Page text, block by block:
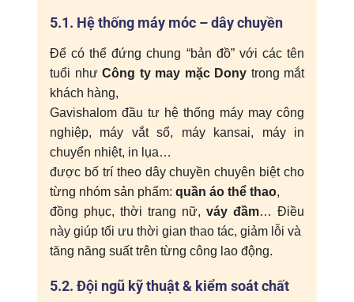
5.1. Hệ thống máy móc – dây chuyền
Để có thể đứng chung “bản đồ” với các tên
tuổi như Công ty may mặc Dony trong mắt
khách hàng,
Gavishalom đầu tư hệ thống máy may công
nghiệp, máy vắt sổ, máy kansai, máy in
chuyển nhiệt, in lụa…
được bố trí theo dây chuyền chuyên biệt cho
từng nhóm sản phẩm: quần áo thể thao,
đồng phục, thời trang nữ, váy đầm… Điều
này giúp tối ưu thời gian thao tác, giảm lỗi và
tăng năng suất trên từng công lao động.
5.2. Đội ngũ kỹ thuật & kiểm soát chất